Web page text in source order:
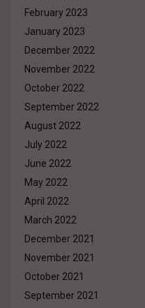
February 2023
January 2023
December 2022
November 2022
October 2022
September 2022
August 2022
July 2022
June 2022
May 2022
April 2022
March 2022
December 2021
November 2021
October 2021
September 2021